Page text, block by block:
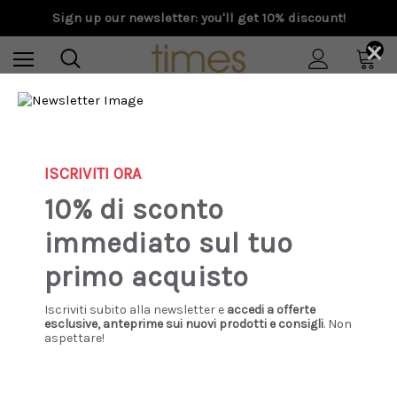
Sign up our newsletter: you'll get 10% discount!
0
Special Prices
×
ISCRIVITI ORA
10% di sconto
immediato sul tuo
primo acquisto
Iscriviti subito alla newsletter e accedi a offerte
esclusive, anteprime sui nuovi prodotti e consigli. Non
aspettare!